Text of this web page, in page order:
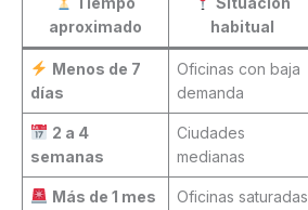
aproximado
habitual
Menos de 7
días
Oficinas con baja
demanda
2 a 4
semanas
Ciudades
medianas
Más de 1 mes Oficinas saturadas